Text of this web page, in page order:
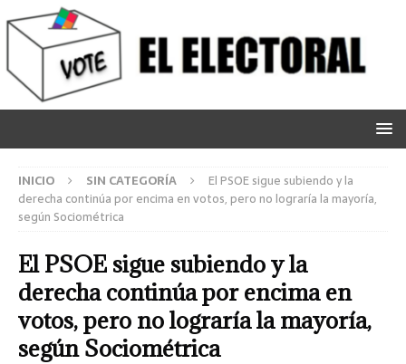
INICIO SIN CATEGORÍA
El PSOE sigue subiendo y la
derecha continúa por encima en votos, pero no lograría la mayoría,
según Sociométrica
El PSOE sigue subiendo y la
derecha continúa por encima en
votos, pero no lograría la mayoría,
según Sociométrica